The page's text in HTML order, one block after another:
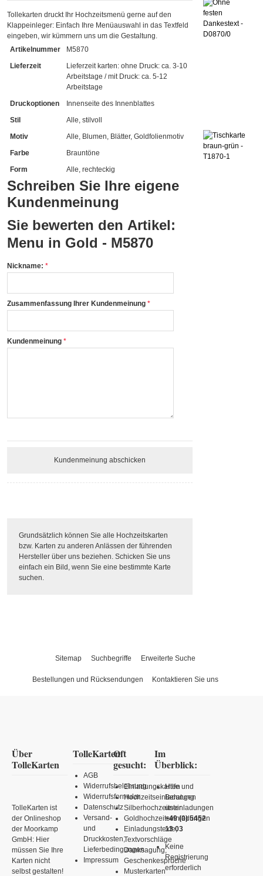
Tollekarten druckt Ihr Hochzeitsmenü gerne auf den
Klappeinleger: Einfach Ihre Menüauswahl in das Textfeld
eingeben, wir kümmern uns um die Gestaltung.
Artikelnummer
M5870
Lieferzeit
Lieferzeit karten: ohne Druck: ca. 3-10
Arbeitstage / mit Druck: ca. 5-12
Arbeitstage
Druckoptionen
Innenseite des Innenblattes
Stil
Alle, stilvoll
Motiv
Alle, Blumen, Blätter, Goldfolienmotiv
Farbe
Brauntöne
Form
Alle, rechteckig
Schreiben Sie Ihre eigene
Kundenmeinung
Sie bewerten den Artikel:
Menu in Gold - M5870
Nickname:
Zusammenfassung Ihrer Kundenmeinung
Kundenmeinung
Kundenmeinung abschicken
Grundsätzlich können Sie alle Hochzeitskarten
bzw. Karten zu anderen Anlässen der führenden
Hersteller über uns beziehen. Schicken Sie uns
einfach ein Bild, wenn Sie eine bestimmte Karte
suchen.
Sitemap Suchbegriffe Erweiterte Suche
Bestellungen und Rücksendungen Kontaktieren Sie uns
Über
TolleKarten
TolleKarten ist
der Onlineshop
der Moorkamp
GmbH: Hier
müssen Sie Ihre
Karten nicht
selbst gestalten!
TolleKarten
AGB
Widerrufsbelehrung
Widerrufsformular
Datenschutz
Versand-
und
Druckkosten,
Lieferbedingungen
Impressum
Oft
gesucht:
Einladungskarten
Hochzeitseinladungen
Silberhochzeitseinladungen
Goldhochzeitseinladungen
Einladungstexte,
Textvorschläge
Danksagung,
Geschenkesprüche
Musterkarten
Im
Überblick:
Hilfe und
Beratung
unter
+49 (0) 5452
13 03
Keine
Registrierung
erforderlich